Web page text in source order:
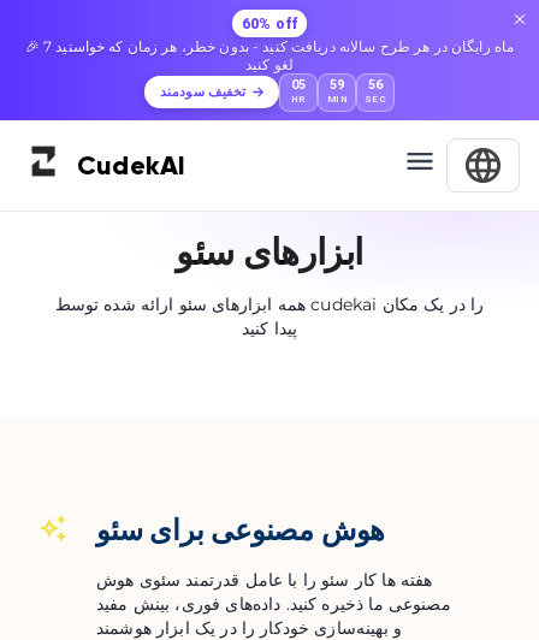
60% off
🎉 7 ماه رایگان در هر طرح سالانه دریافت کنید - بدون خطر، هر زمان که خواستید
لغو کنید
تخفیف سودمند 05
HR
59
MIN
56
SEC
CudekAI
ابزارهای سئو
همه ابزارهای سئو ارائه شده توسط cudekai را در یک مکان
پیدا کنید
هوش مصنوعی برای سئو
هفته ها کار سئو را با عامل قدرتمند سئوی هوش
مصنوعی ما ذخیره کنید. داده‌های فوری، بینش مفید
و بهینه‌سازی خودکار را در یک ابزار هوشمند